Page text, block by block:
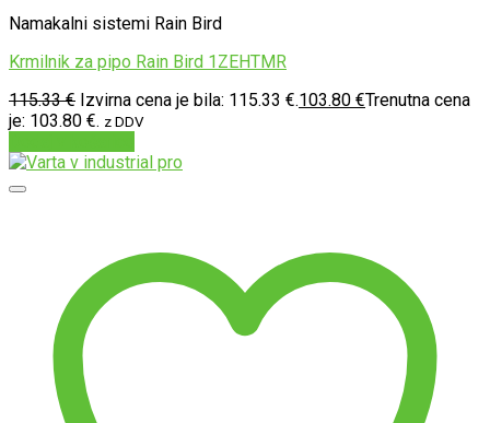
Namakalni sistemi Rain Bird
Krmilnik za pipo Rain Bird 1ZEHTMR
115.33€ Izvirna cena je bila: 115.33 €.103.80 €Trenutna cena
je: 103.80 €. z DDV